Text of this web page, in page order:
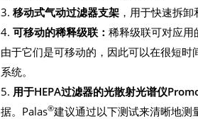
移动式气动过滤器支架 ，用于快速拆卸
可移动的稀释级联： 稀释级联可对应
由于它们是可移动的，因此可以在很短
系统。
5. 用于HEPA过滤器的光散射光谱仪
据。Palas®建议通过以下测试来清晰地测